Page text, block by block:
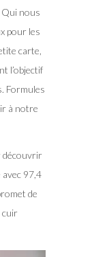
Qui nous
pour les
carte,
l’objectif
Formules
à notre
découvrir
97,4
de
cuir